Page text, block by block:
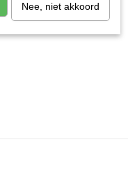
Nee, niet akkoord